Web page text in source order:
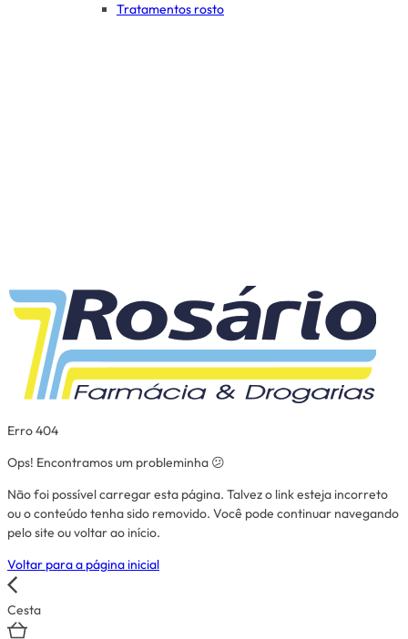
Tratamentos rosto
Erro 404
Ops! Encontramos um probleminha 😕
Não foi possível carregar esta página. Talvez o link esteja incorreto
ou o conteúdo tenha sido removido. Você pode continuar navegando
pelo site ou voltar ao início.
Voltar para a página inicial
Cesta